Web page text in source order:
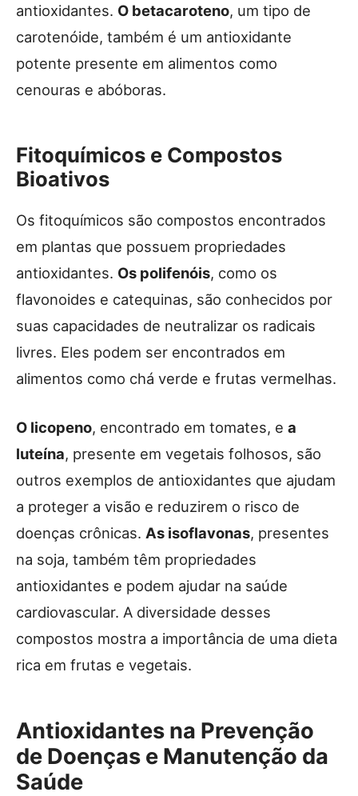
antioxidantes. O betacaroteno, um tipo de
carotenóide, também é um antioxidante
potente presente em alimentos como
cenouras e abóboras.
Fitoquímicos e Compostos
Bioativos
Os fitoquímicos são compostos encontrados
em plantas que possuem propriedades
antioxidantes. Os polifenóis, como os
flavonoides e catequinas, são conhecidos por
suas capacidades de neutralizar os radicais
livres. Eles podem ser encontrados em
alimentos como chá verde e frutas vermelhas.
O licopeno, encontrado em tomates, e a
luteína, presente em vegetais folhosos, são
outros exemplos de antioxidantes que ajudam
a proteger a visão e reduzirem o risco de
doenças crônicas. As isoflavonas, presentes
na soja, também têm propriedades
antioxidantes e podem ajudar na saúde
cardiovascular. A diversidade desses
compostos mostra a importância de uma dieta
rica em frutas e vegetais.
Antioxidantes na Prevenção
de Doenças e Manutenção da
Saúde